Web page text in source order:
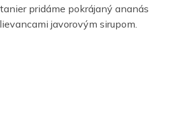
pridáme pokrájaný ananás
javorovým sirupom.